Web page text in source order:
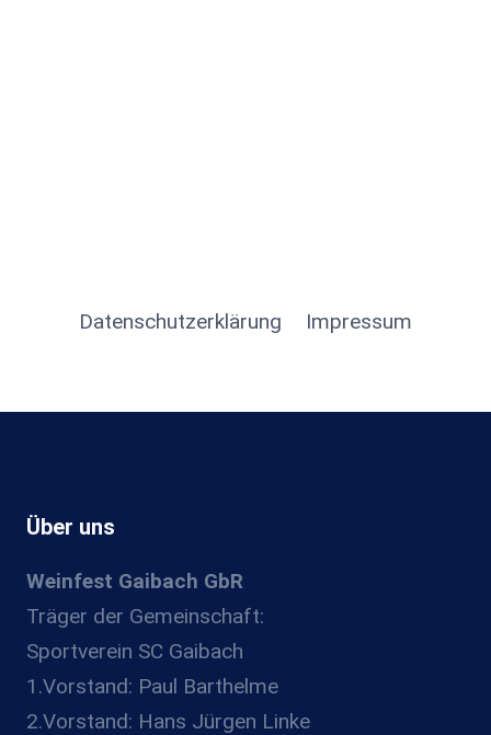
Datenschutzerklärung Impressum
Über uns
Weinfest Gaibach GbR
Träger der Gemeinschaft:
Sportverein SC Gaibach
1.Vorstand: Paul Barthelme
2.Vorstand: Hans Jürgen Linke